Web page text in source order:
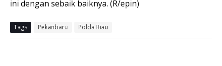
ini dengan sebaik baiknya. (R/epin)
Tags Pekanbaru Polda Riau